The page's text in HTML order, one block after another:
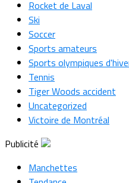
Rocket de Laval
Ski
Soccer
Sports amateurs
Sports olympiques
Tennis
Tiger Woods accident
Uncategorized
Victoire de Montréal
Publicité
Manchettes